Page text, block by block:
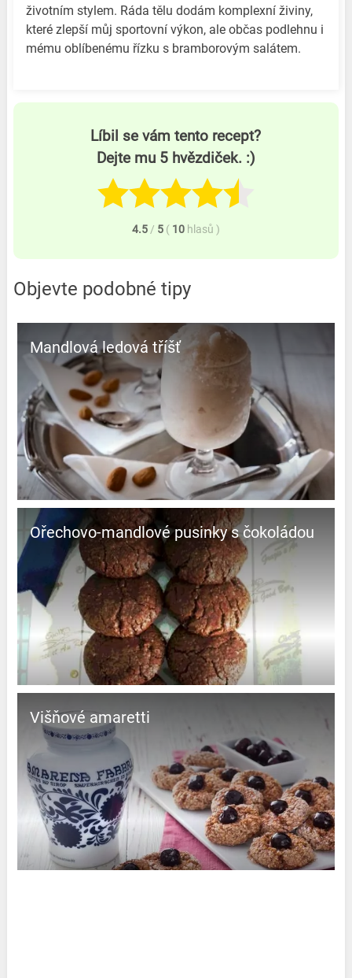
životním stylem. Ráda tělu dodám komplexní živiny,
které zlepší můj sportovní výkon, ale občas podlehnu i
mému oblíbenému řízku s bramborovým salátem.
Líbil se vám tento recept?
Dejte mu 5 hvězdiček. :)
4.5 / 5 ( 10 hlasů )
Objevte podobné tipy
Mandlová ledová tříšť
Ořechovo-mandlové pusinky s čokoládou
Višňové amaretti